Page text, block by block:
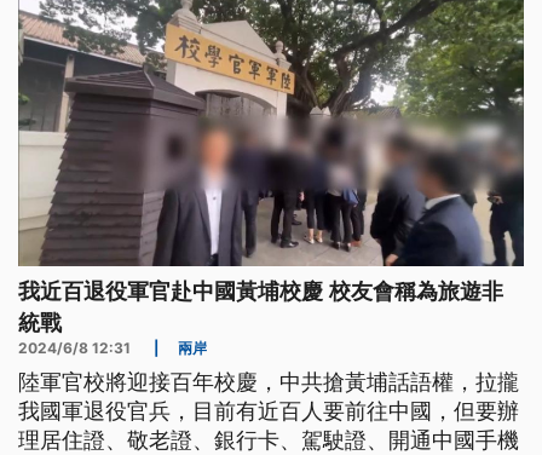
我近百退役軍官赴中國黃埔校慶 校友會稱為旅遊非
統戰
2024/6/8 12:31 兩岸
陸軍官校將迎接百年校慶，中共搶黃埔話語權，拉攏
我國軍退役官兵，目前有近百人要前往中國，但要辦
理居住證、敬老證、銀行卡、駕駛證、開通中國手機